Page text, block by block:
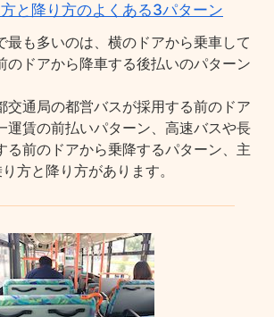
と降り方のよくある3パターン
最も多いのは、横のドアから乗車して
のドアから降車する後払いのパターン
交通局の都営バスが採用する前のドア
運賃の前払いパターン、高速バスや長
る前のドアから乗降するパターン、主
方と降り方があります。